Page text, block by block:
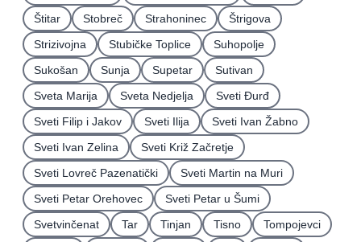
Štitar
Stobreč Strahoninec
Štrigova
Strizivojna
Stubičke Toplice
Suhopolje
Sukošan
Sunja Supetar
Sutivan
Sveta Marija
Sveta Nedjelja
Sveti Ðurđ
Sveti Filip i Jakov
Sveti Ilija
Sveti Ivan Žabno
Sveti Ivan Zelina
Sveti Križ Začretje
Sveti Lovreč Pazenatički
Sveti Martin na Muri
Sveti Petar Orehovec
Sveti Petar u Šumi
Svetvinčenat
Tar Tinjan Tisno
Tompojevci